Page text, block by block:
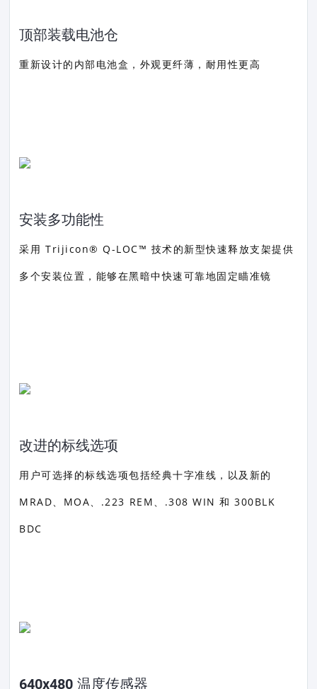
顶部装载电池仓
重新设计的内部电池盒，外观更纤薄，耐用性更高
安装多功能性
采用 Trijicon® Q-LOC™ 技术的新型快速释放支架提供
多个安装位置，能够在黑暗中快速可靠地固定瞄准镜
改进的标线选项
用户可选择的标线选项包括经典十字准线，以及新的
MRAD、MOA、.223 REM、.308 WIN 和 300BLK
BDC
640x480 温度传感器